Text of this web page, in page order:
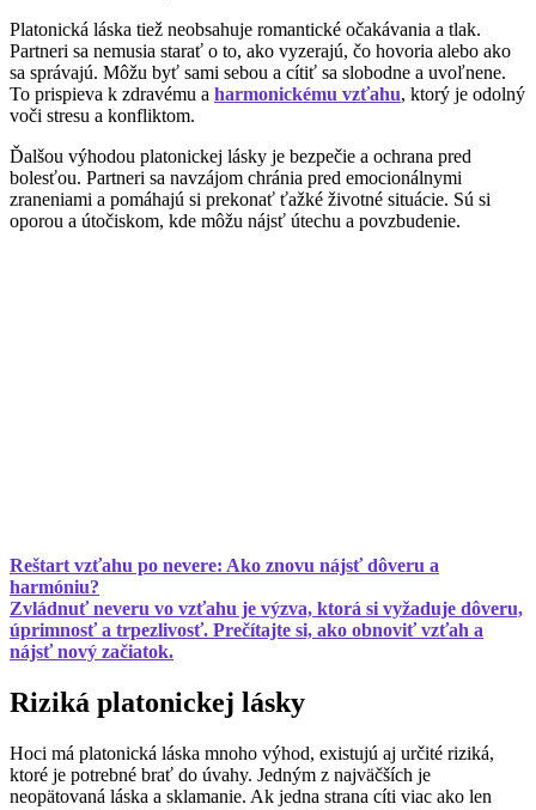
Platonická láska tiež neobsahuje romantické očakávania a tlak.
Partneri sa nemusia starať o to, ako vyzerajú, čo hovoria alebo ako
sa správajú. Môžu byť sami sebou a cítiť sa slobodne a uvoľnene.
To prispieva k zdravému a harmonickému vzťahu, ktorý je odolný
voči stresu a konfliktom.
Ďalšou výhodou platonickej lásky je bezpečie a ochrana pred
bolesťou. Partneri sa navzájom chránia pred emocionálnymi
zraneniami a pomáhajú si prekonať ťažké životné situácie. Sú si
oporou a útočiskom, kde môžu nájsť útechu a povzbudenie.
Reštart vzťahu po nevere: Ako znovu nájsť dôveru a
harmóniu?
Zvládnuť neveru vo vzťahu je výzva, ktorá si vyžaduje dôveru,
úprimnosť a trpezlivosť. Prečítajte si, ako obnoviť vzťah a
nájsť nový začiatok.
Riziká platonickej lásky
Hoci má platonická láska mnoho výhod, existujú aj určité riziká,
ktoré je potrebné brať do úvahy. Jedným z najväčších je
neopätovaná láska a sklamanie. Ak jedna strana cíti viac ako len